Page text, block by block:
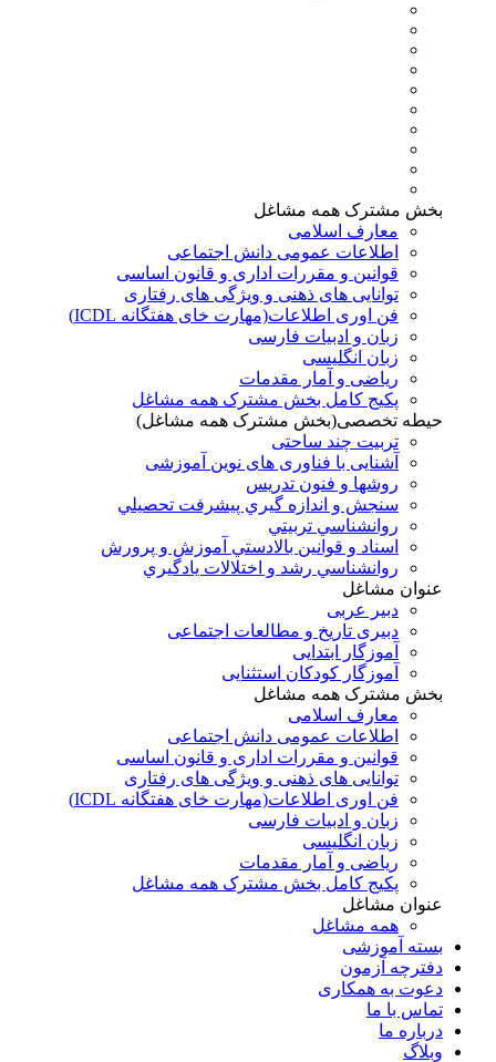
بخش مشترک همه مشاغل
معارف اسلامی
اطلاعات عمومی دانش اجتماعی
قوانین و مقررات اداری و قانون اساسی
توانایی های ذهنی و ویژگی های رفتاری
فن اوری اطلاعات(مهارت خای هفتگانه ICDL)
زبان و ادبیات فارسی
زبان انگلیسی
ریاضی و آمار مقدمات
پکیج کامل بخش مشترک همه مشاغل
حیطه تخصصی(بخش مشترک همه مشاغل)
تربیت چند ساحتی
آشنایی با فناوری های نوین آموزشی
روشها و فنون تدريس
سنجش و اندازه گيري پيشرفت تحصيلي
روانشناسي تربيتي
اسناد و قوانين بالادستي آموزش و پرورش
روانشناسي رشد و اختلالات يادگيري
عنوان مشاغل
دبير عربی
دبیری تاریخ و مطالعات اجتماعی
آموزگار ابتدایی
آموزگار کودکان استثنایی
بخش مشترک همه مشاغل
معارف اسلامی
اطلاعات عمومی دانش اجتماعی
قوانین و مقررات اداری و قانون اساسی
توانایی های ذهنی و ویژگی های رفتاری
فن اوری اطلاعات(مهارت خای هفتگانه ICDL)
زبان و ادبیات فارسی
زبان انگلیسی
ریاضی و آمار مقدمات
پکیج کامل بخش مشترک همه مشاغل
عنوان مشاغل
همه مشاغل
بسته آموزشی
دفترچه آزمون
دعوت به همکاری
تماس با ما
درباره ما
وبلاگ